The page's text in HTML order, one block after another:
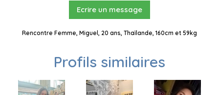
Ecrire un message
Rencontre Femme, Miguel, 20 ans, Thaïlande, 160cm et 59kg
Profils similaires